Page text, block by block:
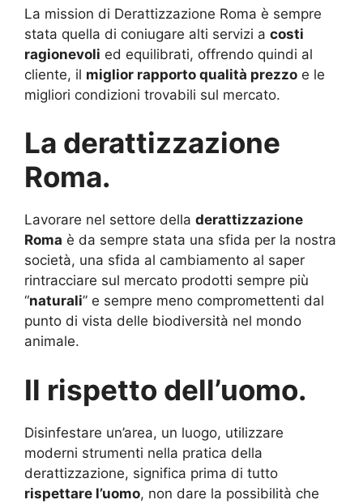
La mission di Derattizzazione Roma è sempre
stata quella di coniugare alti servizi a costi
ragionevoli ed equilibrati, offrendo quindi al
cliente, il miglior rapporto qualità prezzo e le
migliori condizioni trovabili sul mercato.
La derattizzazione
Roma.
Lavorare nel settore della derattizzazione
Roma è da sempre stata una sfida per la nostra
società, una sfida al cambiamento al saper
rintracciare sul mercato prodotti sempre più
“naturali” e sempre meno compromettenti dal
punto di vista delle biodiversità nel mondo
animale.
Il rispetto dell’uomo.
Disinfestare un’area, un luogo, utilizzare
moderni strumenti nella pratica della
derattizzazione, significa prima di tutto
rispettare l’uomo, non dare la possibilità che